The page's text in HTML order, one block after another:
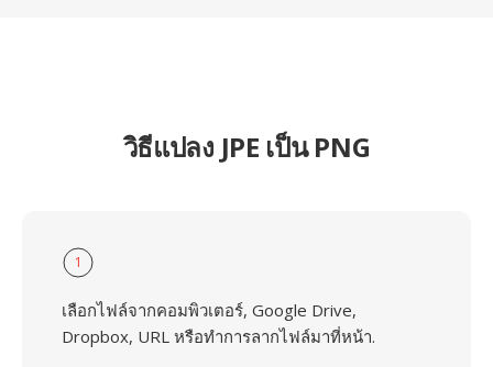
วิธีแปลง JPE เป็น PNG
1
เลือกไฟล์จากคอมพิวเตอร์, Google Drive,
Dropbox, URL หรือทำการลากไฟล์มาที่หน้า.